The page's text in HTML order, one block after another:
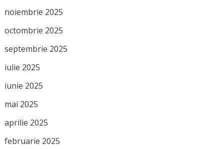
noiembrie 2025
octombrie 2025
septembrie 2025
iulie 2025
iunie 2025
mai 2025
aprilie 2025
februarie 2025